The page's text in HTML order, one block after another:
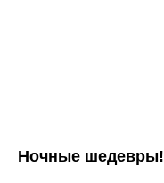
Ночные шедевры!